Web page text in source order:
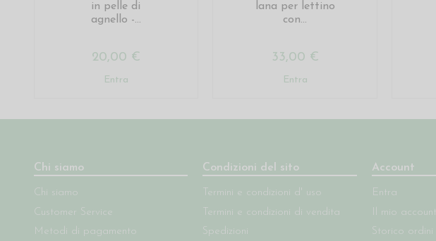
in pelle di
agnello -...
20,00 €
Entra
lana per lettino
con...
33,00 €
Entra
Chi siamo
Chi siamo
Customer Service
Metodi di pagamento
Condizioni del sito
Termini e condizioni d' uso
Termini e condizioni di vendita
Spedizioni
Account
Entra
Il mio account
Storico ordini